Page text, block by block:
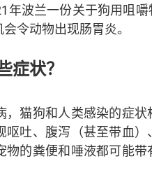
年波兰一份关于狗用咀
令动物出现肠胃炎。
症状？
，猫狗和人类感染的症
呕吐、腹泻（甚至带血
物的粪便和唾液都可能